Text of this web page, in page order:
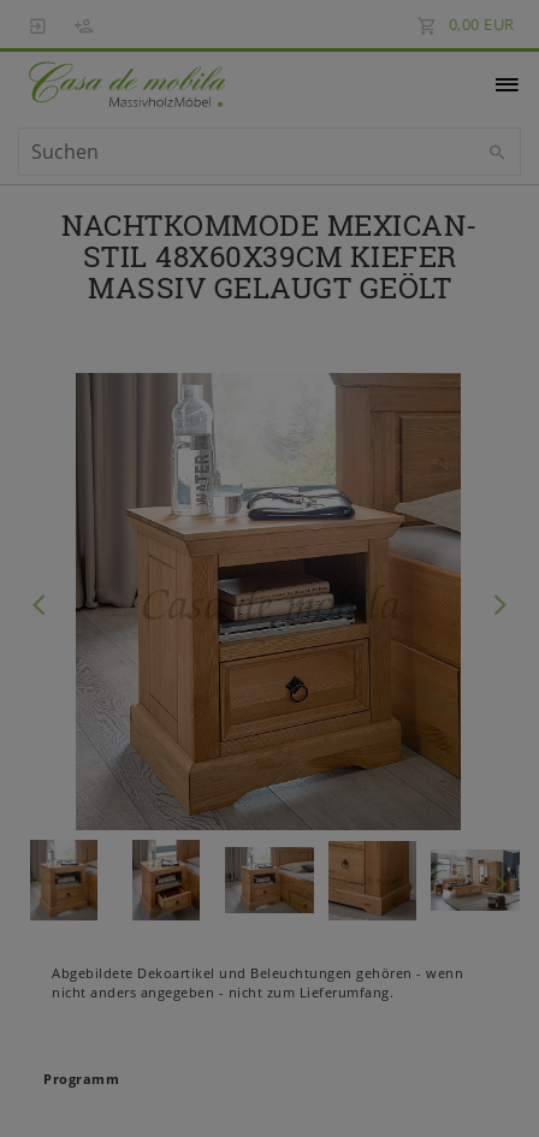
0,00 EUR
NACHTKOMMODE MEXICAN-
STIL 48X60X39CM KIEFER
MASSIV GELAUGT GEÖLT
Abgebildete Dekoartikel und Beleuchtungen gehören - wenn
nicht anders angegeben - nicht zum Lieferumfang.
Programm